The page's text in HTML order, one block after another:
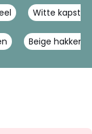
Witte kapstok
Beige hakken